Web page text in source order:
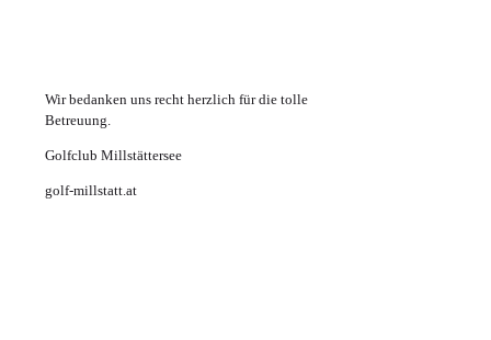
Wir bedanken uns recht herzlich für die tolle
Betreuung.
Golfclub Millstättersee
golf-millstatt.at